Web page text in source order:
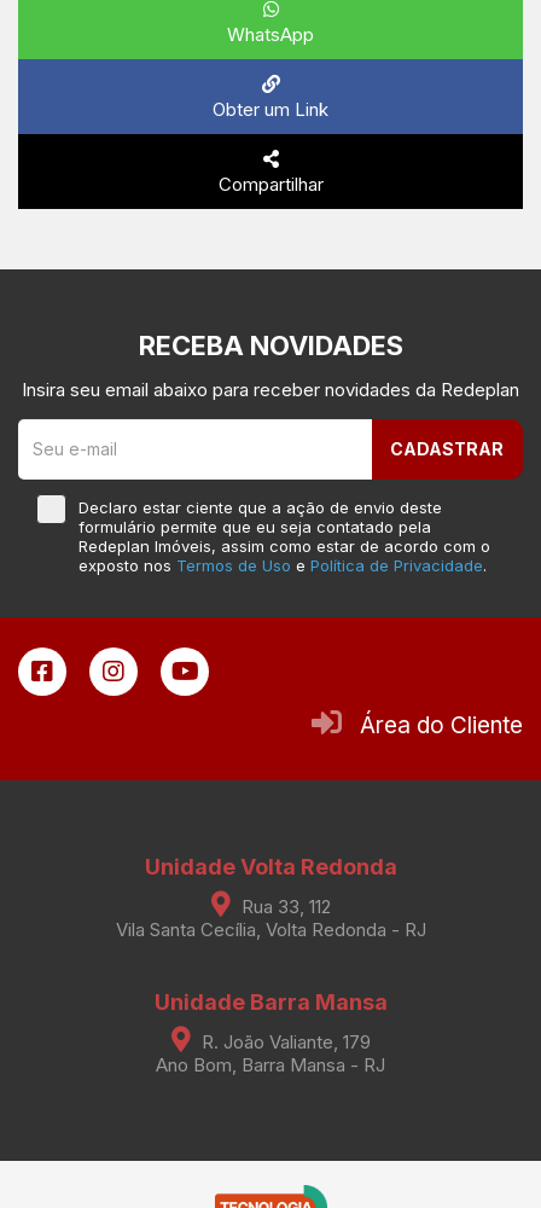
WhatsApp
Obter um Link
Compartilhar
RECEBA NOVIDADES
Insira seu email abaixo para receber novidades da Redeplan
CADASTRAR
Declaro estar ciente que a ação de envio deste
formulário permite que eu seja contatado pela
Redeplan Imóveis, assim como estar de acordo com o
exposto nos Termos de Uso e Política de Privacidade.
Área do Cliente
Unidade Volta Redonda
Rua 33, 112
Vila Santa Cecília, Volta Redonda - RJ
Unidade Barra Mansa
R. João Valiante, 179
Ano Bom, Barra Mansa - RJ